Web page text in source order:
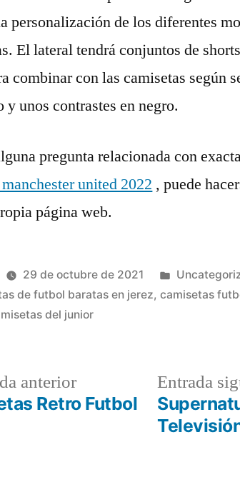
personalización de los diferentes
El lateral tendrá conjuntos de
combinar con las camisetas según
y unos contrastes en negro.
pregunta relacionada con
united 2022 , puede
página web.
29 de octubre de 2021
Publicado
en
de futbol baratas en jerez,camisetas
del junior
anteriorEntrada
anterior:
Retro Futbol
Entrada